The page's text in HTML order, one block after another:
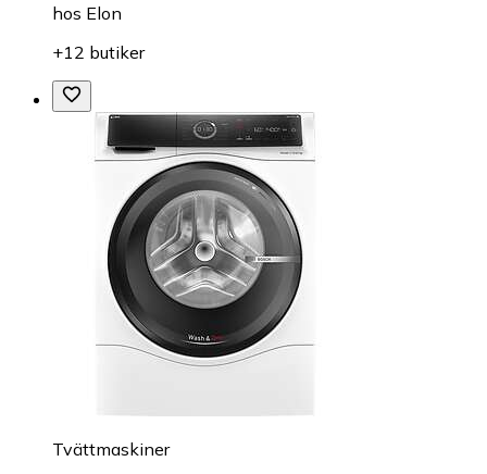
hos Elon
+12 butiker
Tvättmaskiner